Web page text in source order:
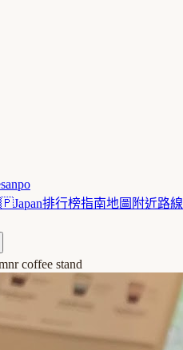
Japan排行榜指南地圖 附近路線
coffee stand